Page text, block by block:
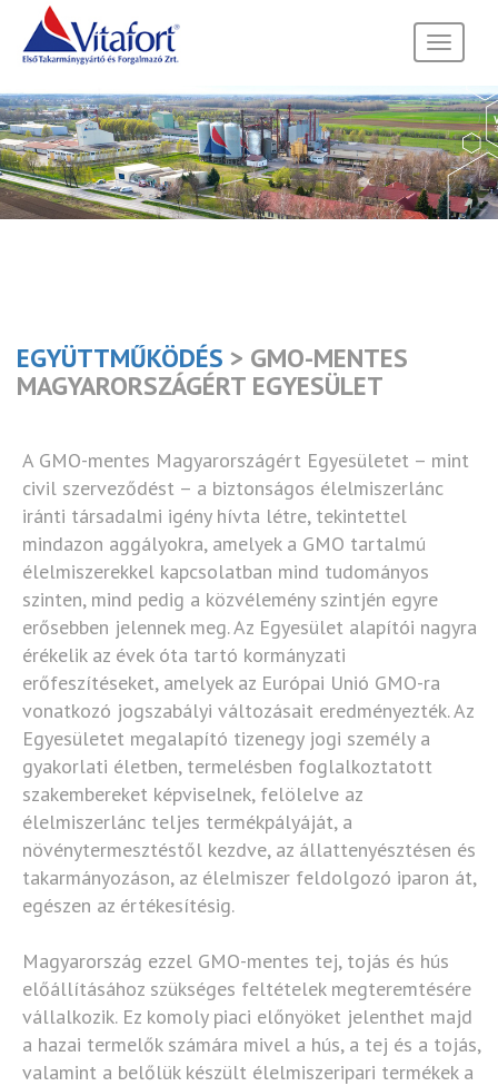
Toggle
EGYÜTTMŰKÖDÉS > GMO-MENTES
MAGYARORSZÁGÉRT EGYESÜLET
A GMO-mentes Magyarországért Egyesületet – mint
civil szerveződést – a biztonságos élelmiszerlánc
iránti társadalmi igény hívta létre, tekintettel
mindazon aggályokra, amelyek a GMO tartalmú
élelmiszerekkel kapcsolatban mind tudományos
szinten, mind pedig a közvélemény szintjén egyre
erősebben jelennek meg. Az Egyesület alapítói nagyra
érékelik az évek óta tartó kormányzati
erőfeszítéseket, amelyek az Európai Unió GMO-ra
vonatkozó jogszabályi változásait eredményezték. Az
Egyesületet megalapító tizenegy jogi személy a
gyakorlati életben, termelésben foglalkoztatott
szakembereket képviselnek, felölelve az
élelmiszerlánc teljes termékpályáját, a
növénytermesztéstől kezdve, az állattenyésztésen és
takarmányozáson, az élelmiszer feldolgozó iparon át,
egészen az értékesítésig.
Magyarország ezzel GMO-mentes tej, tojás és hús
előállításához szükséges feltételek megteremtésére
vállalkozik. Ez komoly piaci előnyöket jelenthet majd
a hazai termelők számára mivel a hús, a tej és a tojás,
valamint a belőlük készült élelmiszeripari termékek a